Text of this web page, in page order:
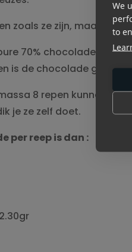
zoals ze zijn, maar dan
70% chocolade en
is de chocolade gehard
8 repen kunnen
je ze zelf doet.
per reep is dan :
We
to